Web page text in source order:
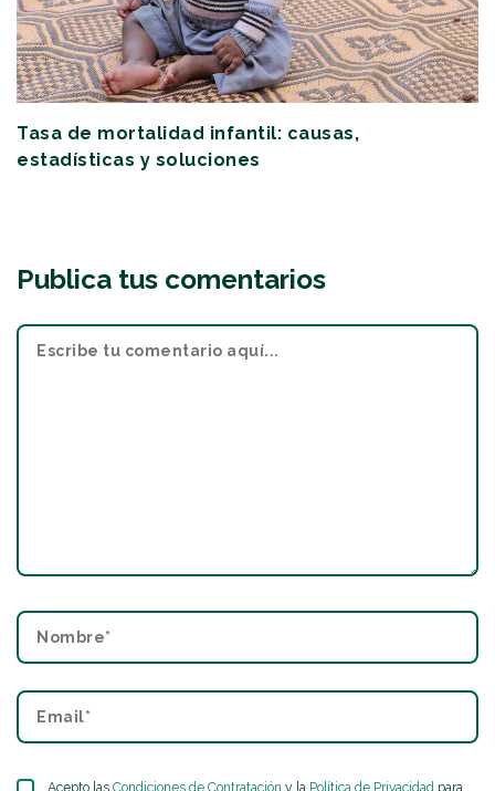
Tasa de mortalidad infantil: causas,
estadísticas y soluciones
Publica tus comentarios
Acepto las Condiciones de Contratación y la Política de Privacidad para